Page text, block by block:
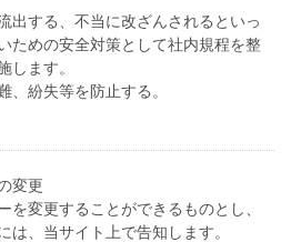
出する、不当に改ざんされるといっ
ための安全対策として社内規程を整
します。
、紛失等を防止する。
変更
を変更することができるものとし、
は、当サイト上で告知します。